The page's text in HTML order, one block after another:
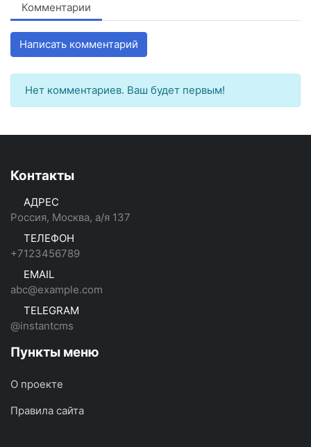
Комментарии
Написать комментарий
Нет комментариев. Ваш будет первым!
Контакты
АДРЕС
Россия, Москва, а/я 137
ТЕЛЕФОН
+7123456789
EMAIL
abc@example.com
TELEGRAM
@instantcms
Пункты меню
О проекте
Правила сайта